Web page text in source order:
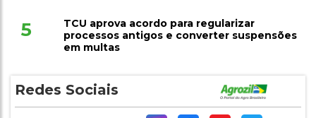
5
TCU aprova acordo para regularizar
processos antigos e converter suspensões
em multas
Redes Sociais